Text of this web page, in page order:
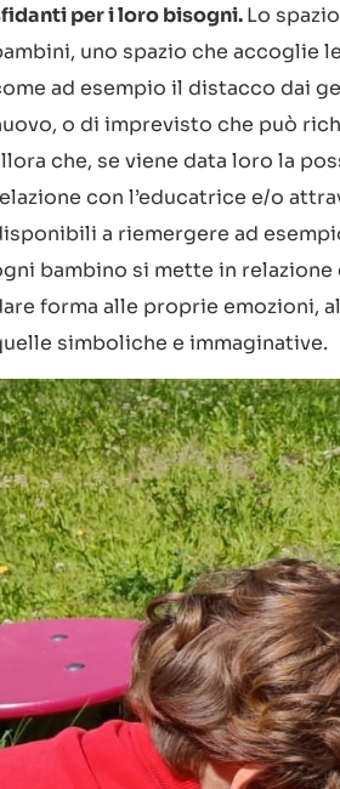
per i loro bisogni.Lo
uno spazio che accoglie
ad esempio il distacco dai
o di imprevisto che può
che, se viene data loro la
con l’educatrice e/o
a riemergere ad
bambino si mette in
forma alle proprie emozioni,
simboliche e immaginative.